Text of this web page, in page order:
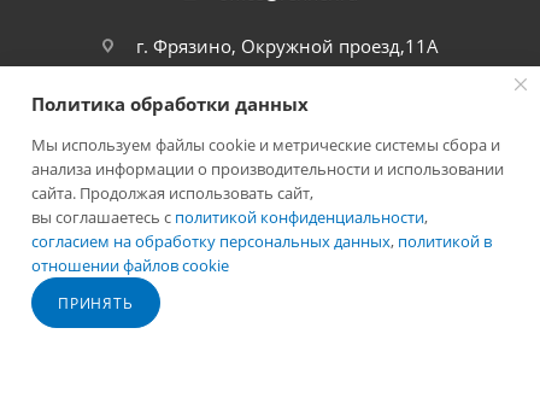
г. Фрязино, Окружной проезд,11А
2026 © Лига - каталог лакокрасочных покрытий
Политика обработки данных
Мы используем файлы cookie и метрические системы сбора и
анализа информации о производительности и использовании
сайта. Продолжая использовать сайт,
вы соглашаетесь с политикой конфиденциальности,
согласием на обработку персональных данных, политикой в
отношении файлов cookie
ПРИНЯТЬ